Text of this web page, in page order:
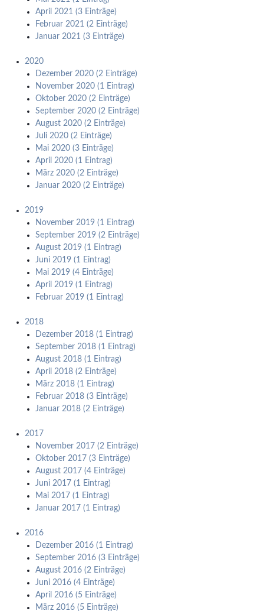
April 2021 (3 Einträge)
Februar 2021 (2 Einträge)
Januar 2021 (3 Einträge)
2020
Dezember 2020 (2 Einträge)
November 2020 (1 Eintrag)
Oktober 2020 (2 Einträge)
September 2020 (2 Einträge)
August 2020 (2 Einträge)
Juli 2020 (2 Einträge)
Mai 2020 (3 Einträge)
April 2020 (1 Eintrag)
März 2020 (2 Einträge)
Januar 2020 (2 Einträge)
2019
November 2019 (1 Eintrag)
September 2019 (2 Einträge)
August 2019 (1 Eintrag)
Juni 2019 (1 Eintrag)
Mai 2019 (4 Einträge)
April 2019 (1 Eintrag)
Februar 2019 (1 Eintrag)
2018
Dezember 2018 (1 Eintrag)
September 2018 (1 Eintrag)
August 2018 (1 Eintrag)
April 2018 (2 Einträge)
März 2018 (1 Eintrag)
Februar 2018 (3 Einträge)
Januar 2018 (2 Einträge)
2017
November 2017 (2 Einträge)
Oktober 2017 (3 Einträge)
August 2017 (4 Einträge)
Juni 2017 (1 Eintrag)
Mai 2017 (1 Eintrag)
Januar 2017 (1 Eintrag)
2016
Dezember 2016 (1 Eintrag)
September 2016 (3 Einträge)
August 2016 (2 Einträge)
Juni 2016 (4 Einträge)
April 2016 (5 Einträge)
März 2016 (5 Einträge)